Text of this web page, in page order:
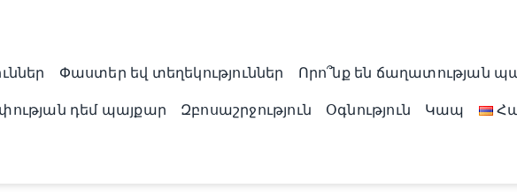
Փաստեր եվ տեղեկություններ Որո՞նք են ճաղատության
դեմ պայքար Զբոսաշրջություն Օգնություն Կապ